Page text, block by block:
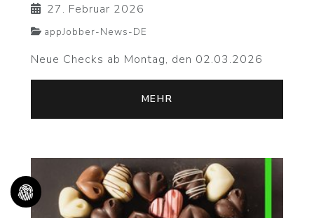
27. Februar 2026
appJobber-News-DE
Neue Checks ab Montag, den 02.03.2026
MEHR